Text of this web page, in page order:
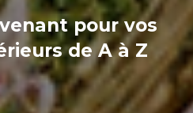
pour vos
de A à Z